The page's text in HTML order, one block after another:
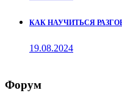
КАК НАУЧИТЬСЯ
19.08.2024
Форум